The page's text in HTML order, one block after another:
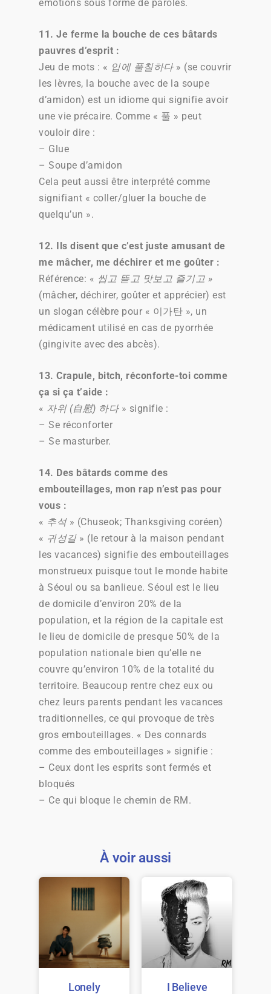
émotions sous forme de paroles.
11. Je ferme la bouche de ces bâtards
pauvres d’esprit :
Jeu de mots : « 입에 풀칠하다» (se couvrir
les lèvres, la bouche avec de la soupe
d’amidon) est un idiome qui signifie avoir
une vie précaire. Comme « 풀 » peut
vouloir dire :
– Glue
– Soupe d’amidon
Cela peut aussi être interprété comme
signifiant « coller/gluer la bouche de
quelqu’un ».
12. Ils disent que c’est juste amusant de
me mâcher, me déchirer et me goûter :
Référence: « 씹고 뜯고 맛보고 즐기고 »
(mâcher, déchirer, goûter et apprécier) est
un slogan célèbre pour « 이가탄 », un
médicament utilisé en cas de pyorrhée
(gingivite avec des abcès).
13. Crapule, bitch, réconforte-toi comme
ça si ça t’aide :
« 자위 (自慰) 하다» signifie :
– Se réconforter
– Se masturber.
14. Des bâtards comme des
embouteillages, mon rap n’est pas pour
vous :
« 추석» (Chuseok; Thanksgiving coréen)
« 귀성길» (le retour à la maison pendant
les vacances) signifie des embouteillages
monstrueux puisque tout le monde habite
à Séoul ou sa banlieue. Séoul est le lieu
de domicile d’environ 20% de la
population, et la région de la capitale est
le lieu de domicile de presque 50% de la
population nationale bien qu’elle ne
couvre qu’environ 10% de la totalité du
territoire. Beaucoup rentre chez eux ou
chez leurs parents pendant les vacances
traditionnelles, ce qui provoque de très
gros embouteillages. « Des connards
comme des embouteillages » signifie :
– Ceux dont les esprits sont fermés et
bloqués
– Ce qui bloque le chemin de RM.
À voir aussi
Lonely I Believe